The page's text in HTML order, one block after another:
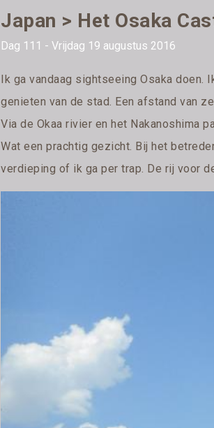
Japan > Het Osaka
Dag 111 - Vrijdag 19 augustus 2016
Ik ga vandaag sightseeing Osaka doen.
genieten van de stad. Een afstand van
Via de Okaa rivier en het Nakanoshima
Wat een prachtig gezicht. Bij het
verdieping of ik ga per trap. De rij voor